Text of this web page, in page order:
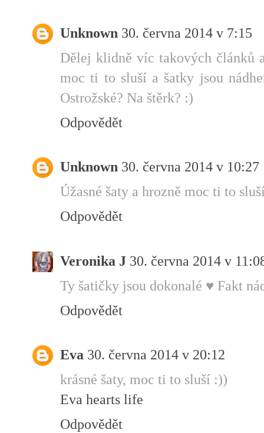
Unknown 30. června 2014 v 7:15
Dělej klidně víc takových článků
moc ti to sluší a šatky jsou
Ostrožské? Na štěrk? :)
Odpovědět
Unknown 30. června 2014 v 10:27
Úžasné šaty a hrozně moc ti to
Odpovědět
Veronika J 30. června 2014 v
Ty šatičky jsou dokonalé ♥ Fakt
Odpovědět
Eva 30. června 2014 v 20:12
krásné šaty, moc ti to sluší :))
Eva hearts life
Odpovědět